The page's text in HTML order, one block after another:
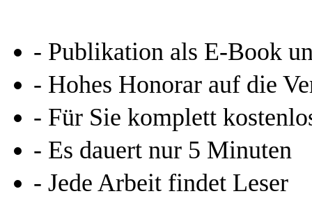
Leseprobe aus 65 Seiten
Kennen Sie schon das
Online-Magazin von
neugierig - aktuell -
Entdecken Sie hilfreiche